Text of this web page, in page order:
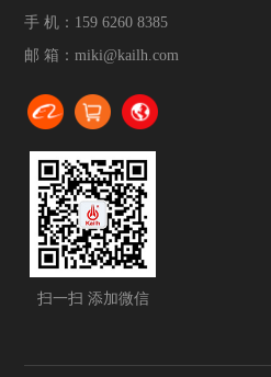
手 机： 159 6260 8385
邮 箱：miki@kailh.com
扫一扫 添加微信